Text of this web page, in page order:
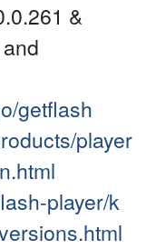
&
getflash
player
player/k